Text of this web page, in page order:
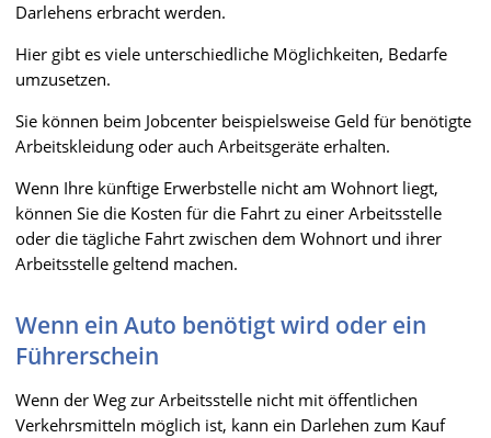
Darlehens erbracht werden.
Hier gibt es viele unterschiedliche Möglichkeiten, Bedarfe
umzusetzen.
Sie können beim Jobcenter beispielsweise Geld für benötigte
Arbeitskleidung oder auch Arbeitsgeräte erhalten.
Wenn Ihre künftige Erwerbstelle nicht am Wohnort liegt,
können Sie die Kosten für die Fahrt zu einer Arbeitsstelle
oder die tägliche Fahrt zwischen dem Wohnort und ihrer
Arbeitsstelle geltend machen.
Wenn ein Auto benötigt wird oder ein
Führerschein
Wenn der Weg zur Arbeitsstelle nicht mit öffentlichen
Verkehrsmitteln möglich ist, kann ein Darlehen zum Kauf